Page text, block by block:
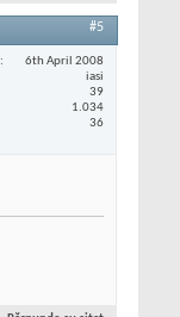
#5
6th April 2008
iasi
39
1.034
36